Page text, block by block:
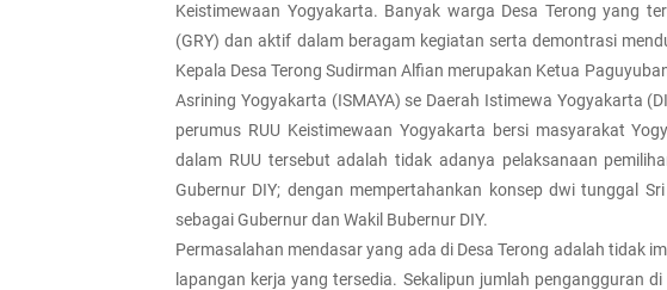
Keistimewaan Yogyakarta. Banyak warga Desa Terong yang
(GRY) dan aktif dalam beragam kegiatan serta demontrasi
Kepala Desa Terong Sudirman Alfian merupakan Ketua
Asrining Yogyakarta (ISMAYA) se Daerah Istimewa Yogyakarta
perumus RUU Keistimewaan Yogyakarta bersi masyarakat
dalam RUU tersebut adalah tidak adanya pelaksanaan
Gubernur DIY; dengan mempertahankan konsep dwi tunggal
sebagai Gubernur dan Wakil Bubernur DIY.
Permasalahan mendasar yang ada di Desa Terong adalah tidak
lapangan kerja yang tersedia. Sekalipun jumlah pengangguran